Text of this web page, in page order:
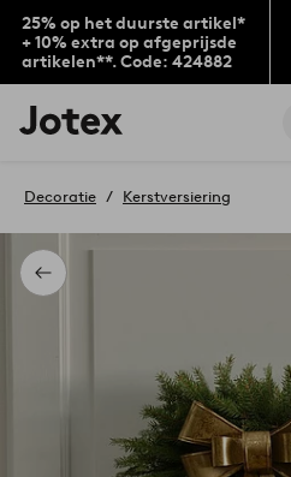
25% op het duurste artikel*
+ 10% extra op afgeprijsde
artikelen**. Code: 424882
Jotex
logo
to
home
page
Terug
Decoratie Kerstversiering